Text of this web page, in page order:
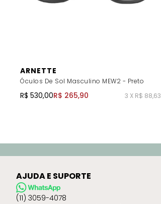
ARNETTE
Óculos De Sol Masculino MEW2 - Preto
R$ 530,00R$ 265,90 3 X R$ 88,63
AJUDA E SUPORTE
(11) 3059-4078